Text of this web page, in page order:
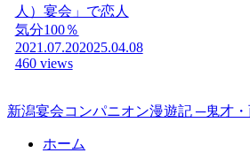
人）宴会」で恋人
気分100％
2021.07.202025.04.08
460 views
新潟宴会コンパニオン漫遊記 ─鬼才
ホーム